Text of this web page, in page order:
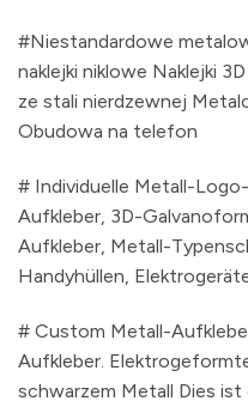
#Niestandardowe
naklejki niklowe Naklejki
ze stali nierdzewnej
Obudowa na telefon
# Individuelle Metall-
Aufkleber, 3D-
Aufkleber, Metall-
Handyhüllen,
# Custom Metall-
Aufkleber.
schwarzem Metall Dies